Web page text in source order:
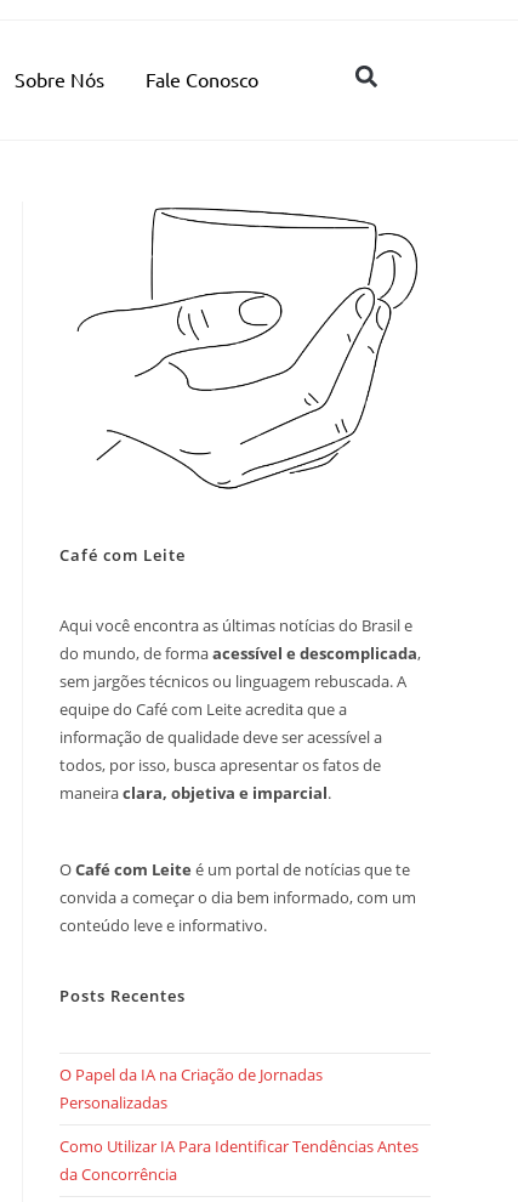
Sobre Nós Fale Conosco
Café com Leite
Aqui você encontra as últimas notícias do Brasil e
do mundo, de formaacessível e descomplicada,
sem jargões técnicos ou linguagem rebuscada. A
equipe do Café com Leite acredita que a
informação de qualidade deve ser acessível a
todos, por isso, busca apresentar os fatos de
maneiraclara, objetiva e imparcial.
OCafé com Leite é um portal de notícias que te
convida a começar o dia bem informado, com um
conteúdo leve e informativo.
Posts Recentes
O Papel da IA na Criação de Jornadas
Personalizadas
Como Utilizar IA Para Identificar Tendências Antes
da Concorrência